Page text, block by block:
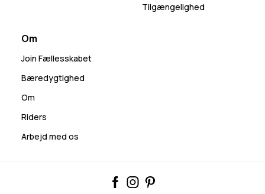
Tilgængelighed
Om
Join Fællesskabet
Bæredygtighed
Om
Riders
Arbejd med os